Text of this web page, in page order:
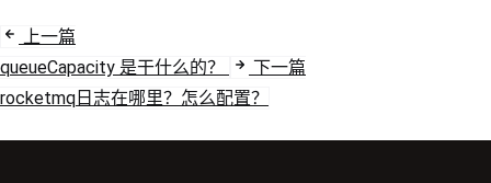
上一篇
queueCapacity 是干什么的？
下一篇
rocketmq日志在哪里？怎么配置？